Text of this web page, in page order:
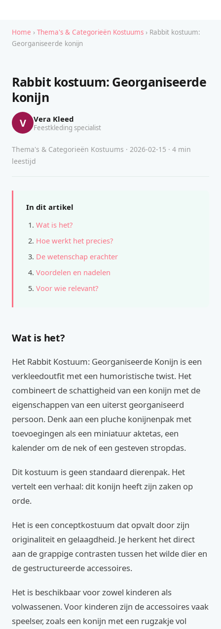
Home › Thema's & Categorieën Kostuums › Rabbit kostuum:
Georganiseerde konijn
Rabbit kostuum: Georganiseerde
konijn
V Vera Kleed
Feestkleding specialist
Thema's & Categorieën Kostuums · 2026-02-15 · 4 min
leestijd
In dit artikel
Wat is het?
Hoe werkt het precies?
De wetenschap erachter
Voordelen en nadelen
Voor wie relevant?
Wat is het?
Het Rabbit Kostuum: Georganiseerde Konijn is een
verkleedoutfit met een humoristische twist. Het
combineert de schattigheid van een konijn met de
eigenschappen van een uiterst georganiseerd
persoon. Denk aan een pluche konijnenpak met
toevoegingen als een miniatuur aktetas, een
kalender om de nek of een gesteven stropdas.
Dit kostuum is geen standaard dierenpak. Het
vertelt een verhaal: dit konijn heeft zijn zaken op
orde.
Het is een conceptkostuum dat opvalt door zijn
originaliteit en gelaagdheid. Je herkent het direct
aan de grappige contrasten tussen het wilde dier en
de gestructureerde accessoires.
Het is beschikbaar voor zowel kinderen als
volwassenen. Voor kinderen zijn de accessoires vaak
speelser, zoals een konijn met een rugzakje vol